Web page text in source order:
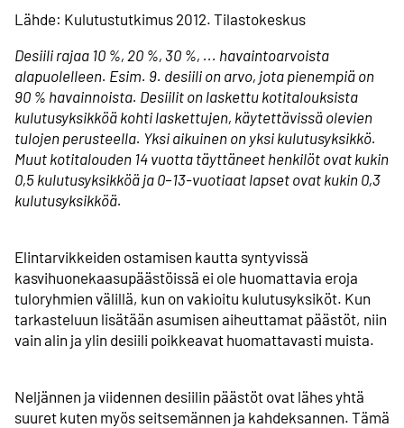
Lähde: Kulutustutkimus 2012. Tilastokeskus
Desiili rajaa 10 %, 20 %, 30 %, ... havaintoarvoista
alapuolelleen. Esim. 9. desiili on arvo, jota pienempiä on
90 % havainnoista. Desiilit on laskettu kotitalouksista
kulutusyksikköä kohti laskettujen, käytettävissä olevien
tulojen perusteella. Yksi aikuinen on yksi kulutusyksikkö.
Muut kotitalouden 14 vuotta täyttäneet henkilöt ovat kukin
0,5 kulutusyksikköä ja 0–13-vuotiaat lapset ovat kukin 0,3
kulutusyksikköä.
Elintarvikkeiden ostamisen kautta syntyvissä
kasvihuone­kaasupäästöissä ei ole huomattavia eroja
tuloryhmien välillä, kun on vakioitu kulutusyksiköt. Kun
tarkasteluun lisätään asumisen aiheuttamat päästöt, niin
vain alin ja ylin desiili poikkeavat huomattavasti muista.
Neljännen ja viidennen desiilin päästöt ovat lähes yhtä
suuret kuten myös seitsemännen ja kahdeksannen. Tämä